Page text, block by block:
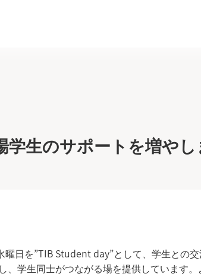
生のサポートを増やし
曜日を”TIB Student day”として、学生との
、学生同士がつながる場を提供しています